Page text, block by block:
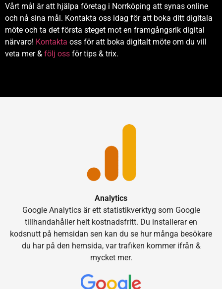
Vårt mål är att hjälpa företag i Norrköping att synas online
och nå sina mål. Kontakta oss idag för att boka ditt digitala
möte och ta det första steget mot en framgångsrik digital
närvaro! Kontakta oss för att boka digitalt möte om du vill
veta mer & följ oss för tips & trix.
Analytics
Google Analytics är ett statistikverktyg som Google
tillhandahåller helt kostnadsfritt. Du installerar en
kodsnutt på hemsidan sen kan du se hur många besökare
du har på den hemsida, var trafiken kommer ifrån &
mycket mer.